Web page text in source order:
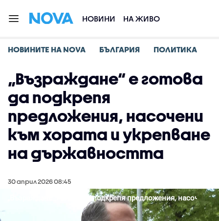
НОВИНИ НА ЖИВО
НОВИНИТЕ НА NOVA БЪЛГАРИЯ ПОЛИТИКА
„Възраждане“ е готова
да подкрепя
предложения, насочени
към хората и укрепване
на държавността
30 април 2026 08:45